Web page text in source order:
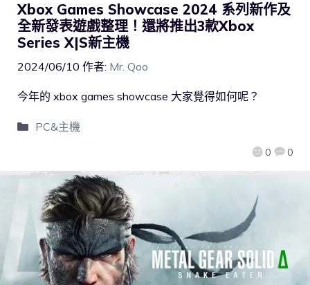
Xbox Games Showcase 2024 系列新作及
全新發表遊戲整理！還將推出3款Xbox
Series X|S新主機
2024/06/10 作者: Mr. Qoo
0 0
今年的 xbox games showcase 大家覺得如何呢？
PC&主機